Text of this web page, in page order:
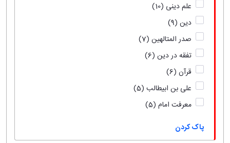
علم دینی (10)
دین (9)
صدر المتالهین (7)
تفقه در دین (6)
قرآن (6)
علی بن ابیطالب (5)
معرفت امام (5)
پاک کردن